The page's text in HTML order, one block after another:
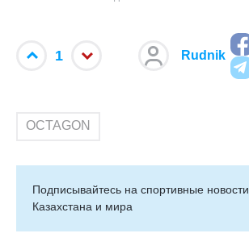
1 Rudnik
OCTAGON
Подписывайтесь на cпортивные новости
Казахстана и мира